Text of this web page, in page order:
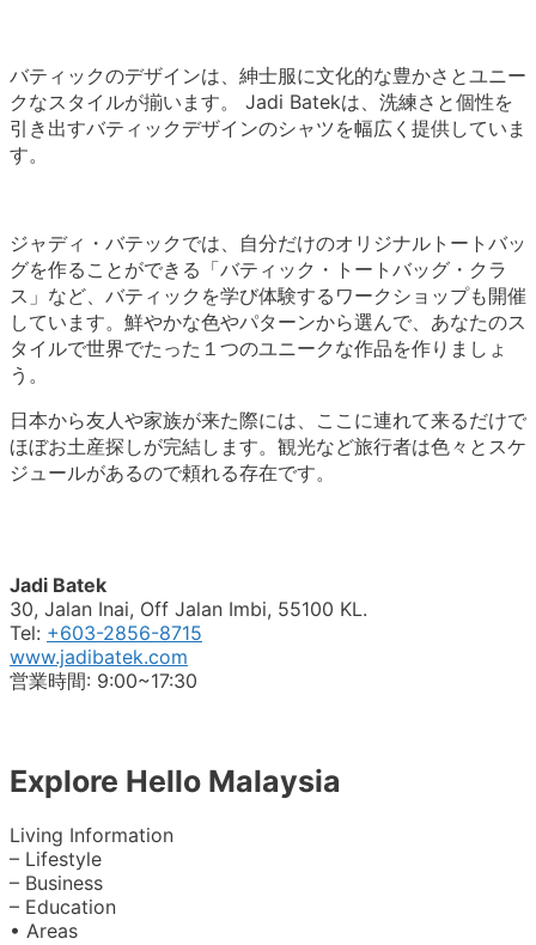
バティックのデザインは、紳士服に文化的な豊かさとユニー
クなスタイルが揃います。 Jadi Batekは、洗練さと個性を
引き出すバティックデザインのシャツを幅広く提供していま
す。
ジャディ・バテックでは、自分だけのオリジナルトートバッ
グを作ることができる「バティック・トートバッグ・クラ
ス」など、バティックを学び体験するワークショップも開催
しています。鮮やかな色やパターンから選んで、あなたのス
タイルで世界でたった１つのユニークな作品を作りましょ
う。
日本から友人や家族が来た際には、ここに連れて来るだけで
ほぼお土産探しが完結します。観光など旅行者は色々とスケ
ジュールがあるので頼れる存在です。
Jadi Batek
30, Jalan Inai, Off Jalan Imbi, 55100 KL.
Tel: +603-2856-8715
www.jadibatek.com
営業時間: 9:00~17:30
Explore Hello Malaysia
Living Information
– Lifestyle
– Business
– Education
• Areas